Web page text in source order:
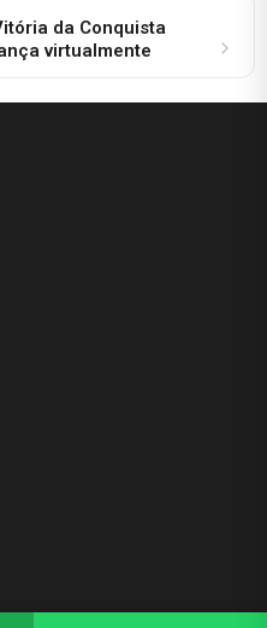
da Conquista
virtualmente